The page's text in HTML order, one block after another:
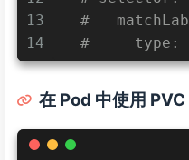
13
14
#
#     type:
在 Pod 中使用 PVC